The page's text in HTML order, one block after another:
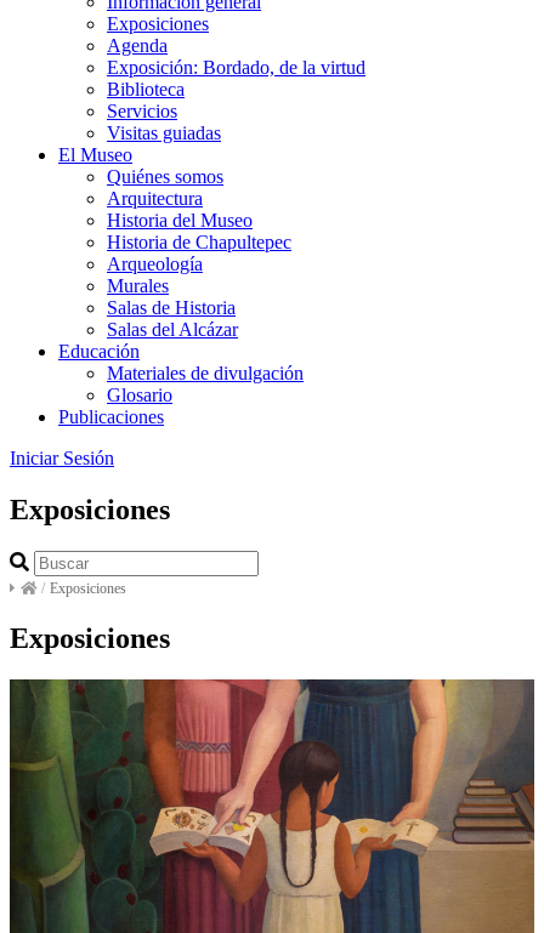
Exposiciones
Agenda
Exposición: Bordado, de la virtud
Biblioteca
Servicios
Visitas guiadas
El Museo
Quiénes somos
Arquitectura
Historia del Museo
Historia de Chapultepec
Arqueología
Murales
Salas de Historia
Salas del Alcázar
Educación
Materiales de divulgación
Glosario
Publicaciones
Iniciar Sesión
Exposiciones
/ Exposiciones
Exposiciones